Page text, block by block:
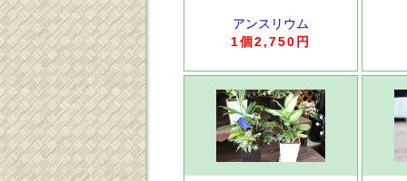
アンスリウム
1個2,750円